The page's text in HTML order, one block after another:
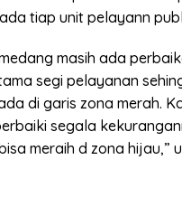
tiap unit pelayann
masih ada
segi pelayanan
di garis zona merah.
segala
meraih d zona hijau,”